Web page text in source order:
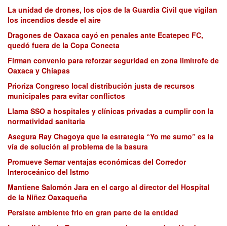
La unidad de drones, los ojos de la Guardia Civil que vigilan
los incendios desde el aire
Dragones de Oaxaca cayó en penales ante Ecatepec FC,
quedó fuera de la Copa Conecta
Firman convenio para reforzar seguridad en zona limítrofe de
Oaxaca y Chiapas
Prioriza Congreso local distribución justa de recursos
municipales para evitar conflictos
Llama SSO a hospitales y clínicas privadas a cumplir con la
normatividad sanitaria
Asegura Ray Chagoya que la estrategia “Yo me sumo” es la
vía de solución al problema de la basura
Promueve Semar ventajas económicas del Corredor
Interoceánico del Istmo
Mantiene Salomón Jara en el cargo al director del Hospital
de la Niñez Oaxaqueña
Persiste ambiente frío en gran parte de la entidad